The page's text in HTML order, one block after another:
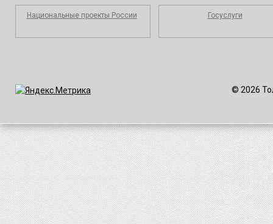
Национальные проекты России Госуслуги
© 2026